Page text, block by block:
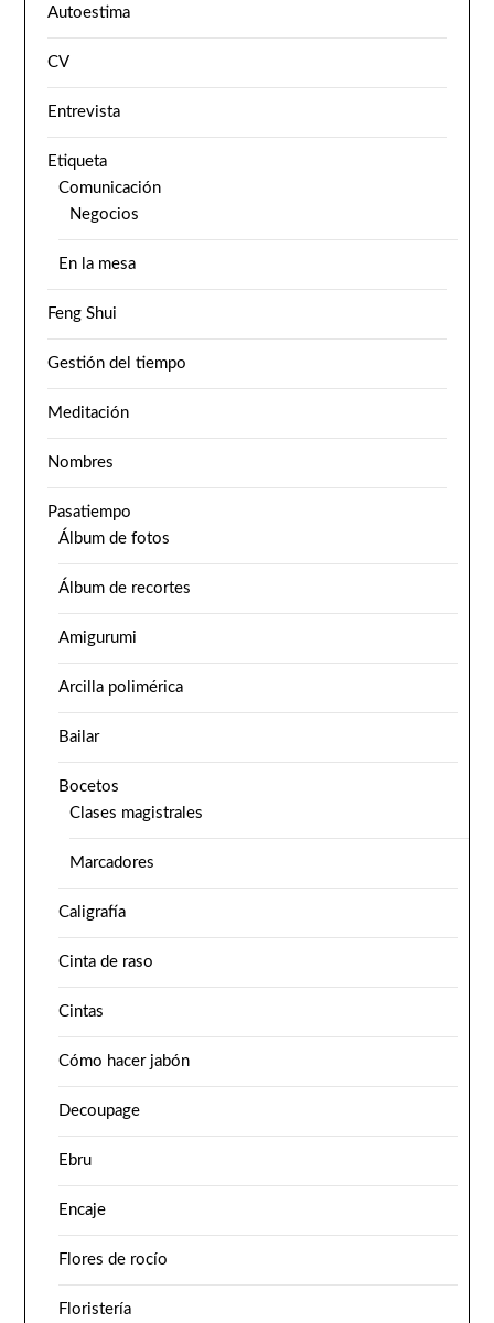
Autoestima
CV
Entrevista
Etiqueta
Comunicación
Negocios
En la mesa
Feng Shui
Gestión del tiempo
Meditación
Nombres
Pasatiempo
Álbum de fotos
Álbum de recortes
Amigurumi
Arcilla polimérica
Bailar
Bocetos
Clases magistrales
Marcadores
Caligrafía
Cinta de raso
Cintas
Cómo hacer jabón
Decoupage
Ebru
Encaje
Flores de rocío
Floristería